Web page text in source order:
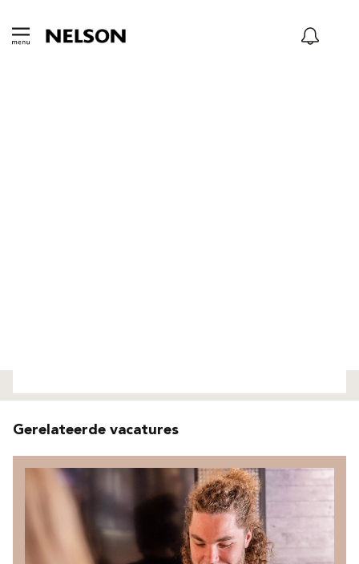
Gerelateerde vacatures